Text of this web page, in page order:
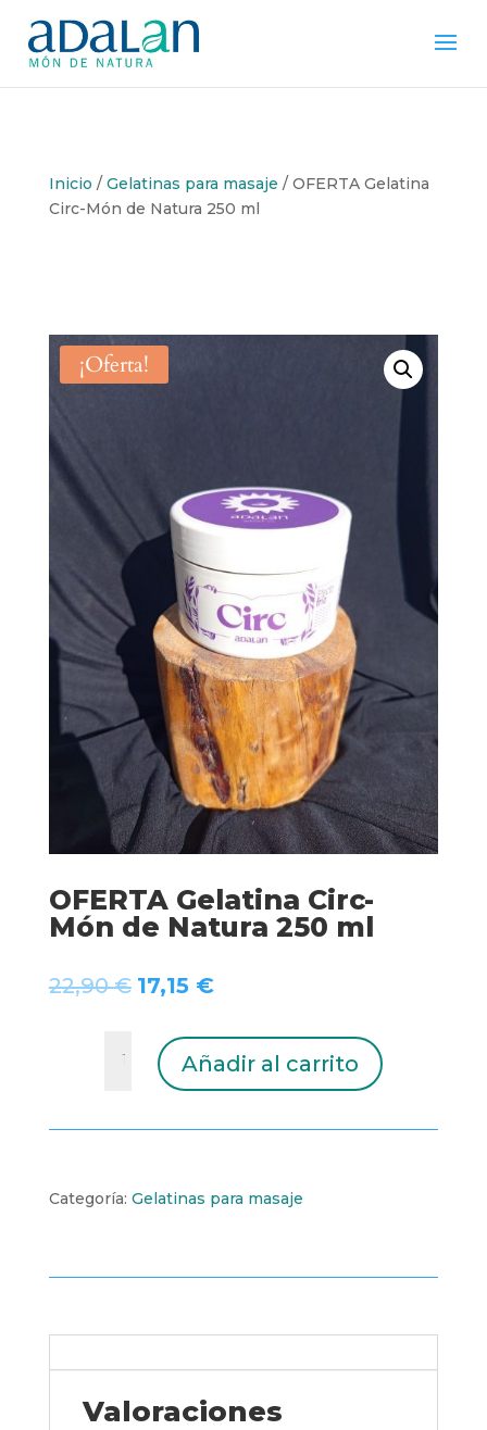
Inicio / Gelatinas para masaje / OFERTA Gelatina
Circ-Món de Natura 250 ml
¡Oferta!
OFERTA Gelatina Circ-
Món de Natura 250 ml
22,90€ El
original
era:
22,90 €.
17,15 €El
actual
es:
17,15 €.
OFERTA
Gelatina
250
Añadir al carrito
Categoría: Gelatinas para masaje
Valoraciones